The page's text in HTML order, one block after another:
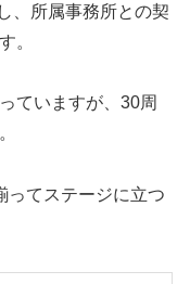
、所属事務所との契
。
ていますが、30周
ってステージに立つ